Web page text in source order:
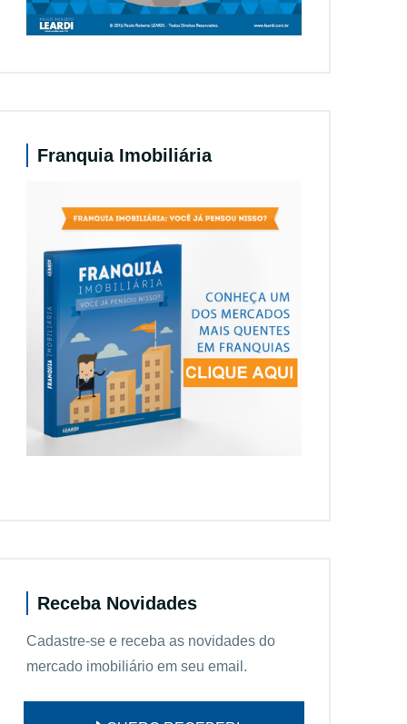
Franquia Imobiliária
Receba Novidades
Cadastre-se e receba as novidades do
mercado imobiliário em seu email.